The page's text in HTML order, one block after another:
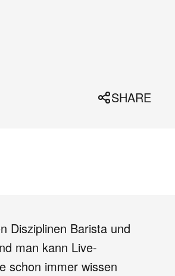
SHARE
Disziplinen Barista und
man kann Live-
schon immer wissen